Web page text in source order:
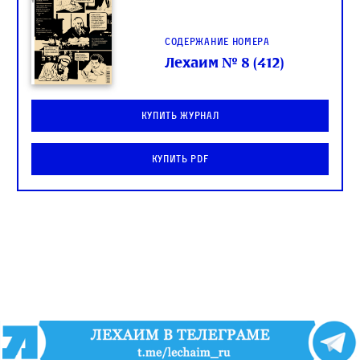
Содержание номера
Лехаим № 8 (412)
Купить журнал
Купить PDF